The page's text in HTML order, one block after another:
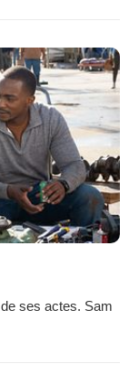
ses actes. Sam